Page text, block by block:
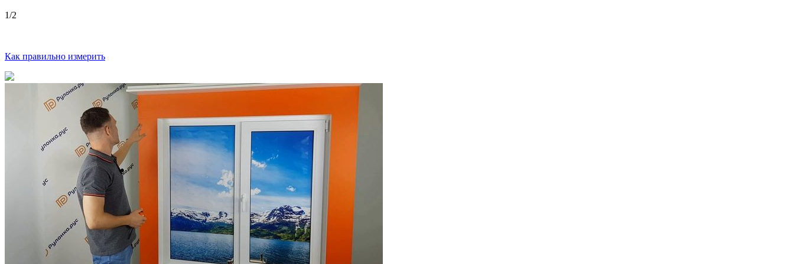
1/2
Как правильно измерить